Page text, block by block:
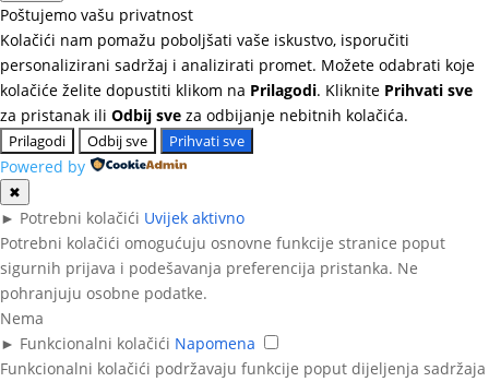
Poštujemo vašu privatnost
Kolačići nam pomažu poboljšati vaše iskustvo, isporučiti
personalizirani sadržaj i analizirati promet. Možete odabrati koje
kolačiće želite dopustiti klikom na Prilagodi. Kliknite Prihvati sve
za pristanak ili Odbij sve za odbijanje nebitnih kolačića.
Prilagodi Odbij sve Prihvati sve
Powered by
✖
► Potrebni kolačići Uvijek aktivno
Potrebni kolačići omogućuju osnovne funkcije stranice poput
sigurnih prijava i podešavanja preferencija pristanka. Ne
pohranjuju osobne podatke.
Nema
► Funkcionalni kolačići Napomena
Funkcionalni kolačići podržavaju funkcije poput dijeljenja sadržaja